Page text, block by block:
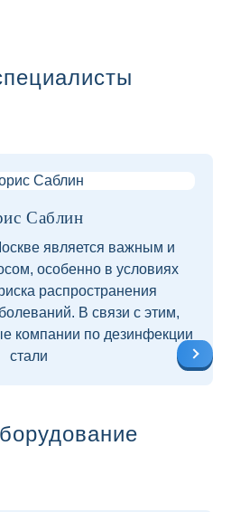
Саблин
является важным и
особенно в условиях
распространения
В связи с этим,
компании по дезинфекции
стали